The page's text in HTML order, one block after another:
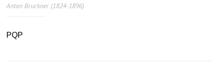
Anton Bruckner (1824-1896)
PQP